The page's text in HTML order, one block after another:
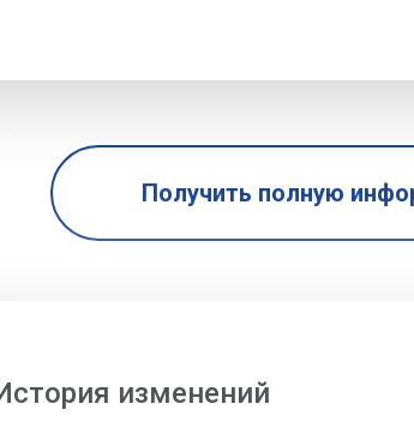
Получить полную
изменений